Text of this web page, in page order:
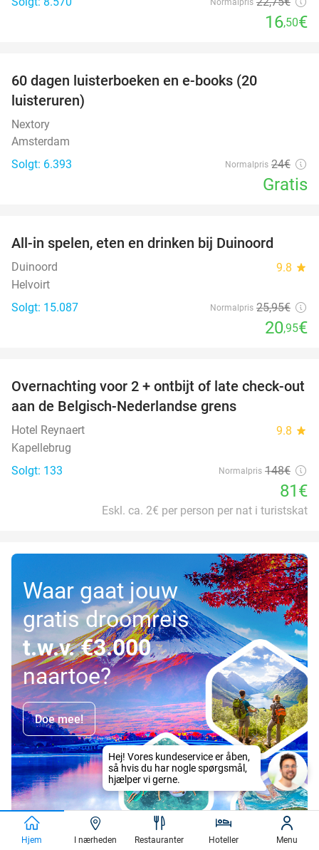
16,50€
60 dagen luisterboeken en e-books (20
luisteruren)
Nextory
Amsterdam
Solgt: 6.393
Normalpris 24€
Gratis
All-in spelen, eten en drinken bij Duinoord
Duinoord 9.8 star
Helvoirt
Solgt: 15.087
Normalpris 25,95€
20,95€
45%
Overnachting voor 2 + ontbijt of late check-out
aan de Belgisch-Nederlandse grens
Hotel Reynaert 9.8 star
Kapellebrug
Solgt: 133
Normalpris 148€
81€
Eskl. ca. 2€ per person per nat i turistskat
Waar gaat jouw
gratis droomreis
t.w.v. €3.000
naartoe?
Doe mee!
Hjem I nærheden Restauranter Hoteller Menu